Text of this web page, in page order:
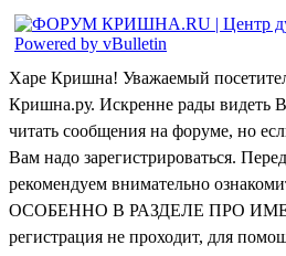
Харе Кришна! Уважаемый
Кришна.ру. Искренне рады видеть
читать сообщения на форуме, но
Вам надо зарегистрироваться.
рекомендуем внимательно
ОСОБЕННО В РАЗДЕЛЕ ПРО
регистрация не проходит, для